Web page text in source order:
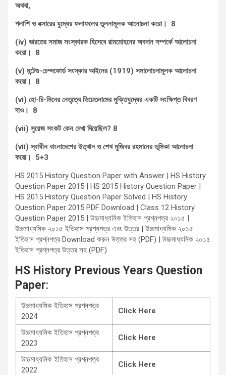
অথবা,
পলাশি ও বক্সারের যুদ্ধের ফলাফলের তুলনামূলক আলোচনা করো। 8
(iv) ভারতের সমাজ সংস্কারক হিসেবে রামমোহনের অবদান সম্পর্কে আলোচনা
করো। 8
(v) মন্টেগু-চেম্সফোর্ড সংস্কার আইনের (1919) সমালোচনামূলক আলোচনা
করো। 8
(vi) হো-চি-মিনের নেতৃত্বে ভিয়েতনামের মুক্তিযুদ্ধের একটি সংক্ষিপ্ত বিবরণ
দাও। 8
(vii) সুয়েজ সংকট কেন দেখা দিয়েছিল? 8
(vii) স্বাধীন বাংলাদেশের উত্থান ও শেখ মুজিবর রহমানের ভূমিকা আলোচনা
করো। 5+3
HS 2015 History Question Paper with Answer | HS History
Question Paper 2015 | HS 2015 History Question Paper |
HS 2015 History Question Paper Solved | HS History
Question Paper 2015 PDF Download | Class 12 History
Question Paper 2015 | উচ্চমাধ্যমিক ইতিহাস প্রশ্নপত্র ২০১৫ |
উচ্চমাধ্যমিক ২০১৫ ইতিহাস প্রশ্নপত্র এবং উত্তর | উচ্চমাধ্যমিক ২০১৫
ইতিহাস প্রশ্নপত্র Download করুন উত্তর সহ (PDF) | উচ্চমাধ্যমিক ২০১৫
ইতিহাস প্রশ্নপত্র উত্তর সহ (PDF)
HS History Previous Years Question
Paper:
উচ্চমাধ্যমিক ইতিহাস প্রশ্নপত্র
2024
Click Here
উচ্চমাধ্যমিক ইতিহাস প্রশ্নপত্র
2023
Click Here
উচ্চমাধ্যমিক ইতিহাস প্রশ্নপত্র
2022
Click Here